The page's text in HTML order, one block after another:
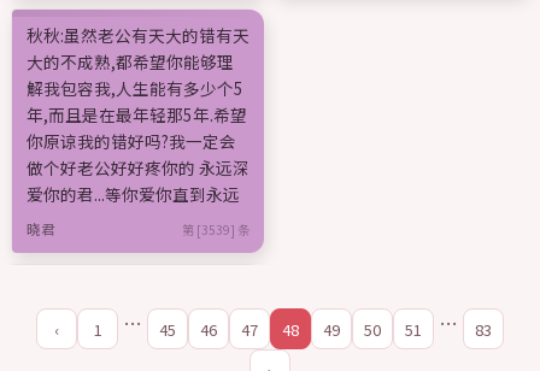
秋秋:虽然老公有天大的错有天
大的不成熟,都希望你能够理
解我包容我,人生能有多少个5
年,而且是在最年轻那5年.希望
你原谅我的错好吗?我一定会
做个好老公好好疼你的 永远深
爱你的君...等你爱你直到永远
晓君 第 [3539] 条
‹ 1 … 45 46 47 48 49 50 51 …
83